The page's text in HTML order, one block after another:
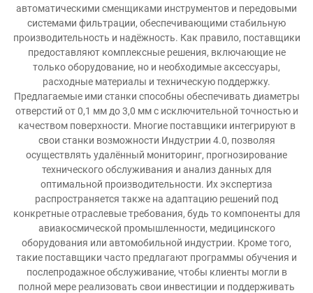
автоматическими сменщиками инструментов и передовыми
системами фильтрации, обеспечивающими стабильную
производительность и надёжность. Как правило, поставщики
предоставляют комплексные решения, включающие не
только оборудование, но и необходимые аксессуары,
расходные материалы и техническую поддержку.
Предлагаемые ими станки способны обеспечивать диаметры
отверстий от 0,1 мм до 3,0 мм с исключительной точностью и
качеством поверхности. Многие поставщики интегрируют в
свои станки возможности Индустрии 4.0, позволяя
осуществлять удалённый мониторинг, прогнозирование
технического обслуживания и анализ данных для
оптимальной производительности. Их экспертиза
распространяется также на адаптацию решений под
конкретные отраслевые требования, будь то компоненты для
авиакосмической промышленности, медицинского
оборудования или автомобильной индустрии. Кроме того,
такие поставщики часто предлагают программы обучения и
послепродажное обслуживание, чтобы клиенты могли в
полной мере реализовать свои инвестиции и поддерживать